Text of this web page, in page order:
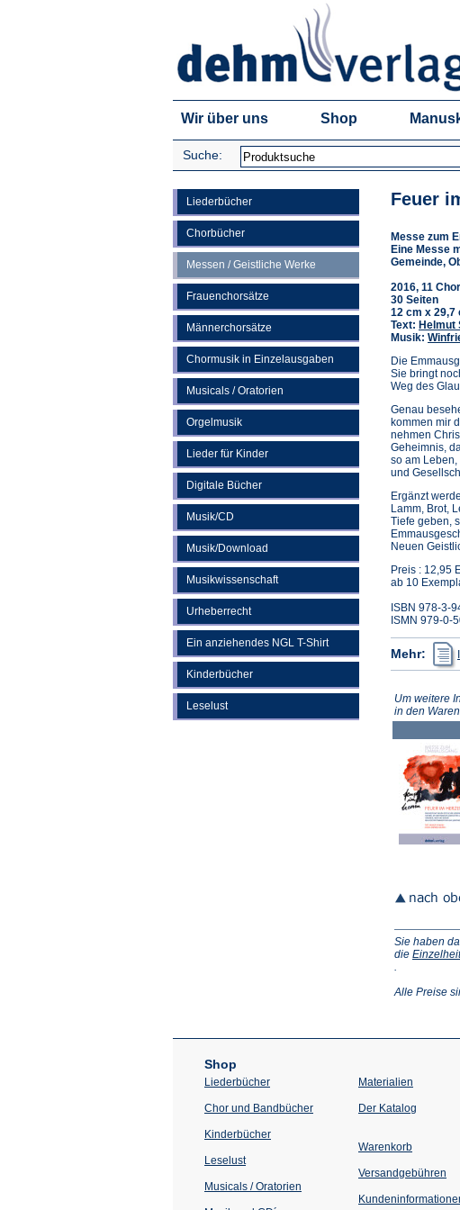
Wir über uns Shop
Suche:
Liederbücher
Chorbücher
Messen / Geistliche Werke
Frauenchorsätze
Männerchorsätze
Chormusik in Einzelausgaben
Musicals / Oratorien
Orgelmusik
Lieder für Kinder
Digitale Bücher
Musik/CD
Musik/Download
Musikwissenschaft
Urheberrecht
Ein anziehendes NGL T-Shirt
Kinderbücher
Leselust
Feuer
Messe zum
Eine Messe
Gemeinde,
2016, 11
30 Seiten
12 cm x 29,7
Text: Helmut
Musik:
Die
Sie bringt
Weg des
Genau
kommen mir
nehmen
Geheimnis,
so am
und
Ergänzt
Lamm, Brot,
Tiefe geben,
Neuen
Preis : 12,95
ab 10
ISBN 978-3-
ISMN 979-0-
Mehr:
Um weitere
in den
Sie haben
die
einem
.
Alle Preise
Shop
Liederbücher
Chor und Bandbücher
Kinderbücher
Leselust
Musicals / Oratorien
Materialien
Der Katalog
Warenkorb
Versandgebühren